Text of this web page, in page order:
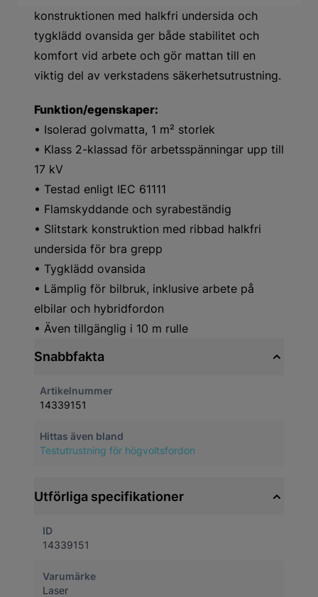
konstruktionen med halkfri undersida och
tygklädd ovansida ger både stabilitet och
komfort vid arbete och gör mattan till en
viktig del av verkstadens säkerhetsutrustning.
Funktion/egenskaper:
• Isolerad golvmatta, 1 m² storlek
• Klass 2-klassad för arbetsspänningar upp till
17 kV
• Testad enligt IEC 61111
• Flamskyddande och syrabeständig
• Slitstark konstruktion med ribbad halkfri
undersida för bra grepp
• Tygklädd ovansida
• Lämplig för bilbruk, inklusive arbete på
elbilar och hybridfordon
• Även tillgänglig i 10 m rulle
Snabbfakta
Artikelnummer
14339151
Hittas även bland
Testutrustning för högvoltsfordon
Utförliga specifikationer
ID
14339151
Varumärke
Laser